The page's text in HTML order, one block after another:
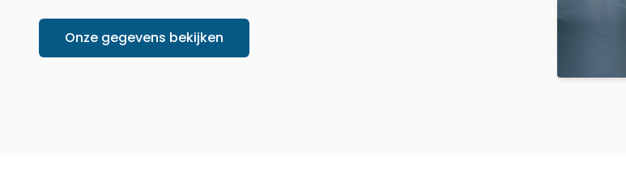
Onze gegevens bekijken